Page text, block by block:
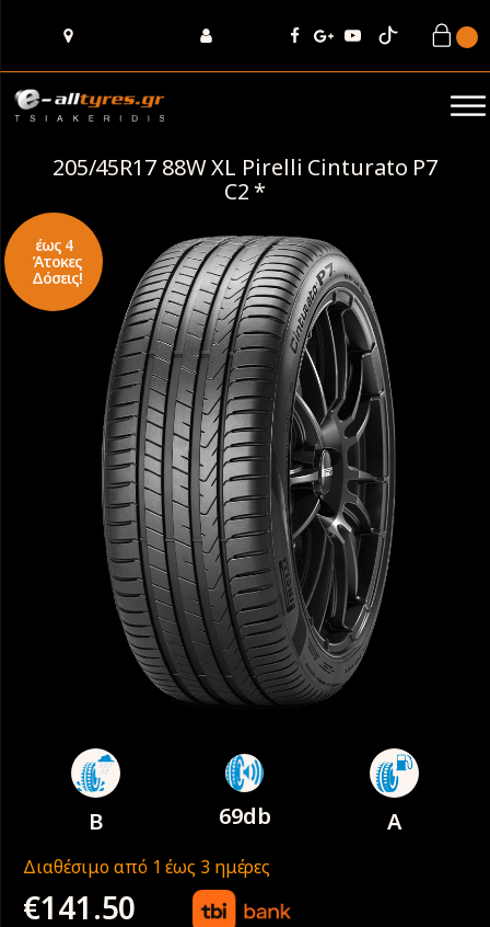
205/45R17 88W XL Pirelli Cinturato P7
C2 *
έως 4
Άτοκες
Δόσεις!
B 69db A
Διαθέσιμο από 1 έως 3 ημέρες
€141.50